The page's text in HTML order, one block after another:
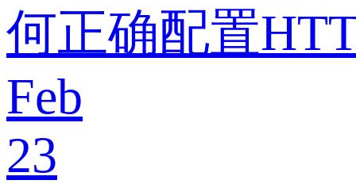
何正确配置
Feb
23